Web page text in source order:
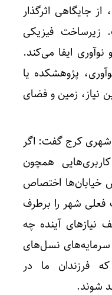
جایگاهی اثرگذار
زیرساخت فیزیکی
ایفا می‌کند.
پژوهشکده یا
نیاز، زمین و فضای
شهری کرج گفت: اگر
همچون
خیابان‌ها اختصاص
شهر را برطرف
نیازهای آینده چه
نسل‌های
فرزندان ما در
شوند.